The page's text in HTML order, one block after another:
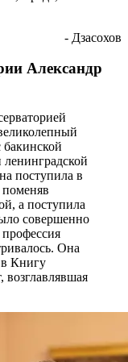
- Дзасохов
Александр
поступила в
а поступила
совершенно
Она
в Книгу
возглавлявшая